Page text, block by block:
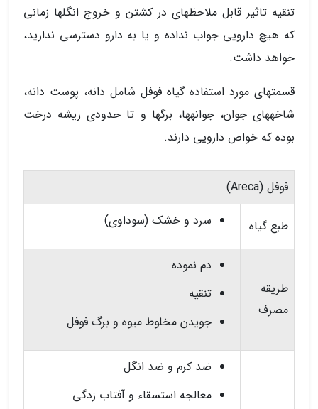
تنقیه تاثیر قابل ملاحظهای در کشتن و خروج انگلها زمانی
که هیچ دارویی جواب نداده و یا به دارو دسترسی ندارید،
خواهد داشت.
قسمتهای مورد استفاده گیاه فوفل شامل دانه، پوست دانه،
شاخههای جوان، جوانهها، برگها و تا حدودی ریشه درخت
بوده که خواص دارویی دارند.
فوفل (Areca)
طبع گیاه سرد و خشک (سوداوی)
طریقه
مصرف
دم نموده
تنقیه
جویدن مخلوط میوه و برگ فوفل
ضد کرم و ضد انگل
معالجه استسقاء و آفتاب زدگی